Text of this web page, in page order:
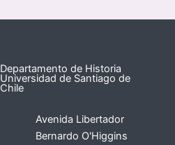
Departamento de Historia
Universidad de Santiago de
Chile
Avenida Libertador
Bernardo O'Higgins